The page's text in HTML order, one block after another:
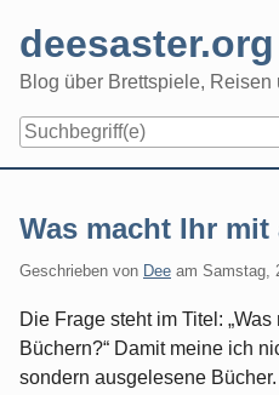
content
deesaster.org
Blog über Brettspiele,
Was macht Ihr
Geschrieben von Dee am Samstag,
Die Frage steht im Titel:
Büchern?“ Damit meine ich
sondern ausgelesene